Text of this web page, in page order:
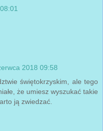
2018 09:58
świętokrzyskim, ale tego
że umiesz wyszukać takie
ją zwiedzać.